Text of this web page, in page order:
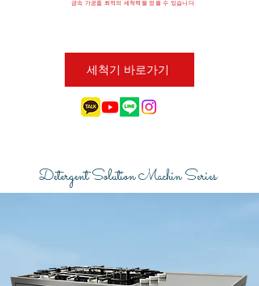
​금속 가공품 최적의 세척력을 얻을 수 있습니다.
세척기 바로가기
Detergent Solution Machin Series